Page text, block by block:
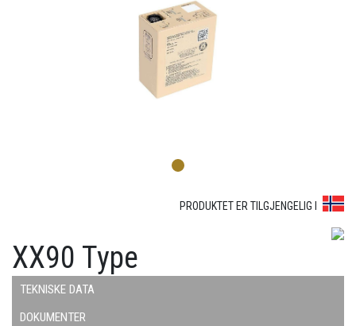
PRODUKTET ER TILGJENGELIG I
XX90 Type
TEKNISKE DATA
DOKUMENTER